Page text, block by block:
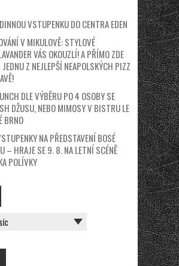
VSTUPENKU DO CENTRA EDEN
V MIKULOVĚ: STYLOVÉ
VÁS OKOUZLÍ! A PŘÍMO ZDE
Z NEJLEPŠÍ NEAPOLSKÝCH PIZZ
DLE VÝBĚRU PO 4 OSOBY SE
DŽUSU, NEBO MIMOSY V BISTRU LE
BRNO
NA PŘEDSTAVENÍ BOSÉ
– HRAJE SE 9. 8. NA LETNÍ SCÉNĚ
POLÍVKY